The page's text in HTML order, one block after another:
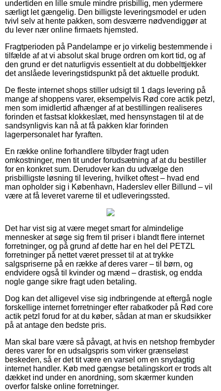
undertiden en lille smule mindre prisbillig, men ydermere
særligt let gængelig. Den billigste leveringsmodel er uden
tvivl selv at hente pakken, som desværre nødvendiggør at
du lever nær online firmaets hjemsted.
Fragtperioden på Pandelampe er jo virkelig bestemmende i
tilfælde af at vi absolut skal bruge ordren om kort tid, og af
den grund er det naturligvis essentielt at du dobbelttjekker
det anslåede leveringstidspunkt på det aktuelle produkt.
De fleste internet shops stiller udsigt til 1 dags levering på
mange af shoppens varer, eksempelvis Rød core actik petzl,
men som imidlertid afhænger af at bestillingen realiseres
forinden et fastsat klokkeslæt, med hensynstagen til at de
sandsynligvis kan nå at få pakken klar forinden
lagerpersonalet har fyraften.
En række online forhandlere tilbyder fragt uden
omkostninger, men tit under forudsætning af at du bestiller
for en konkret sum. Derudover kan du udvælge den
prisbilligste løsning til levering, hvilket oftest – hvad end
man opholder sig i København, Haderslev eller Billund – vil
være at få leveret varerne til et udleveringssted.
Det har vist sig at være meget smart for almindelige
mennesker at søge sig frem til priser i blandt flere internet
forretninger, og på grund af dette har en hel del PETZL
forretninger på nettet været presset til at at trykke
salgspriserne på en række af deres varer – til børn, og
endvidere også til kvinder og mænd – drastisk, og endda
nogle gange sikre fragt uden betaling.
Dog kan det alligevel vise sig indbringende at eftergå nogle
forskellige internet forretninger efter rabatkoder på Rød core
actik petzl forud for at du køber, sådan at man er skudsikker
på at antage den bedste pris.
Man skal bare være så påvagt, at hvis en netshop frembyder
deres varer for en udsalgspris som virker grænseløst
beskeden, så er det tit være en varsel om en snydagtig
internet handler. Køb med gængse betalingskort er trods alt
dækket ind under en anordning, som skærmer kunden
overfor falske online forretninger.